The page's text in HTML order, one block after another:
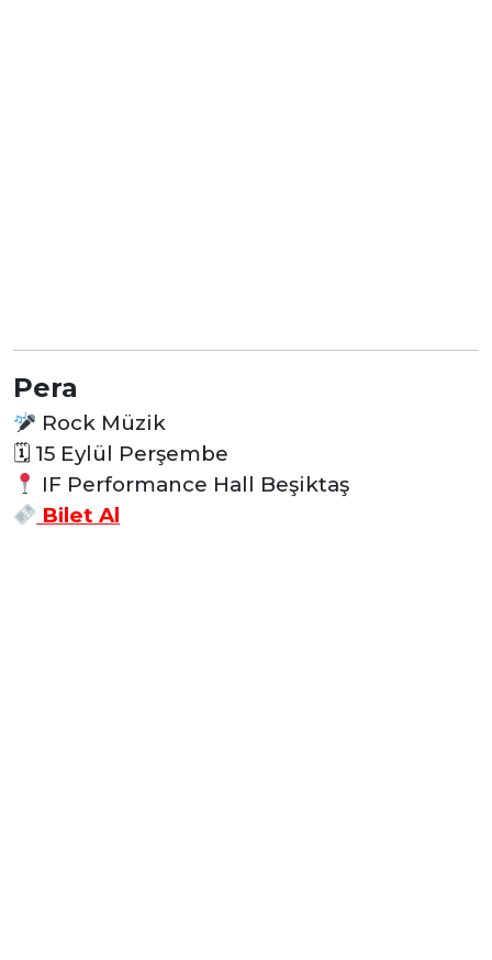
Pera
Rock Müzik
🗓 15 Eylül Perşembe
IF Performance Hall Beşiktaş
Bilet Al